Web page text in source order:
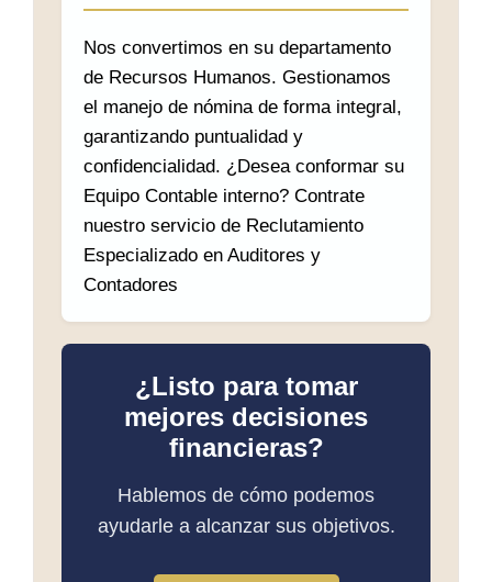
Nos convertimos en su departamento
de Recursos Humanos. Gestionamos
el manejo de nómina de forma integral,
garantizando puntualidad y
confidencialidad. ¿Desea conformar su
Equipo Contable interno? Contrate
nuestro servicio de Reclutamiento
Especializado en Auditores y
Contadores
¿Listo para tomar
mejores decisiones
financieras?
Hablemos de cómo podemos
ayudarle a alcanzar sus objetivos.